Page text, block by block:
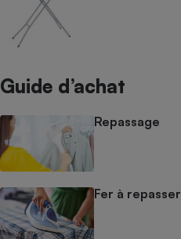
Guide d’achat
Repassage
Fer à repasser